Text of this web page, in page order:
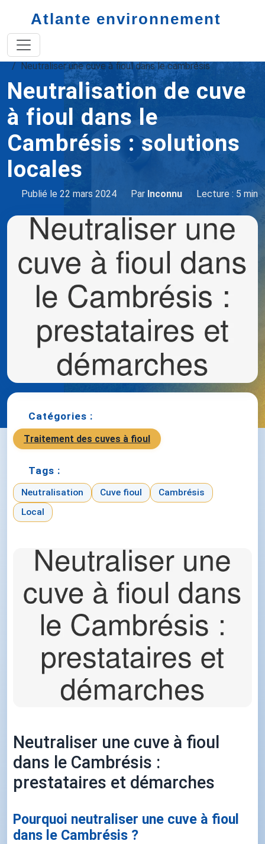
Atlante environnement
Accueil
Neutraliser une cuve à fioul dans le cambrésis
Neutralisation de cuve
à fioul dans le
Cambrésis : solutions
locales
Publié le 22 mars 2024 Par Inconnu Lecture : 5 min
Catégories :
Traitement des cuves à fioul
Tags :
Neutralisation Cuve fioul
Cambrésis
Local
Neutraliser une cuve à fioul
dans le Cambrésis :
prestataires et démarches
Pourquoi neutraliser une cuve à fioul
dans le Cambrésis ?